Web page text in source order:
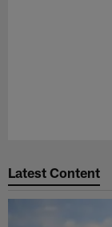
Latest Content